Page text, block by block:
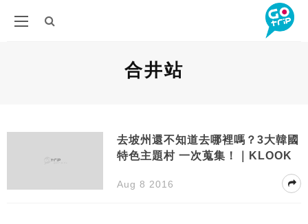
合井站
去坡州還不知道去哪裡嗎？3大韓國
特色主題村 一次蒐集！｜KLOOK
Aug 8 2016